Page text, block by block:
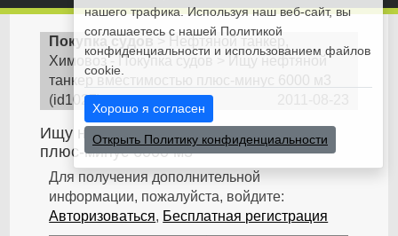
Покупка судов
Нефтяной танкер,
Химовоз - Покупка судов
Ищу нефтяной
танкер вместимостью плюс-минус 6000 м3
(id1027)
Ищу нефтяной танкер вместимостью
плюс-минус 6000 м3
Для получения дополнительной
информации, пожалуйста, войдите:
Авторизоваться, Бесплатная регистрация
нашего трафика. Используя наш веб-сайт, вы
соглашаетесь с нашей Политикой
конфиденциальности и использованием файлов
cookie.
Хорошо я согласен
Открыть Политику конфиденциальности